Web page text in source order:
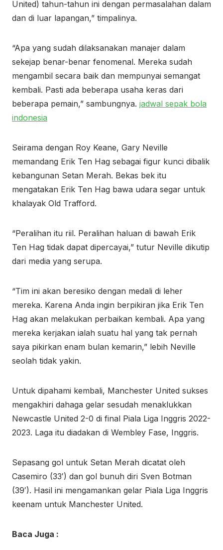
United) tahun-tahun ini dengan permasalahan dalam
dan di luar lapangan,” timpalinya.
“Apa yang sudah dilaksanakan manajer dalam
sekejap benar-benar fenomenal. Mereka sudah
mengambil secara baik dan mempunyai semangat
kembali. Pasti ada beberapa usaha keras dari
beberapa pemain,” sambungnya. jadwal sepak bola
indonesia
Seirama dengan Roy Keane, Gary Neville
memandang Erik Ten Hag sebagai figur kunci dibalik
kebangunan Setan Merah. Bekas bek itu
mengatakan Erik Ten Hag bawa udara segar untuk
khalayak Old Trafford.
“Peralihan itu riil. Peralihan haluan di bawah Erik
Ten Hag tidak dapat dipercayai,” tutur Neville dikutip
dari media yang serupa.
“Tim ini akan beresiko dengan medali di leher
mereka. Karena Anda ingin berpikiran jika Erik Ten
Hag akan melakukan perbaikan kembali. Apa yang
mereka kerjakan ialah suatu hal yang tak pernah
saya pikirkan enam bulan kemarin,” lebih Neville
seolah tidak yakin.
Untuk dipahami kembali, Manchester United sukses
mengakhiri dahaga gelar sesudah menaklukkan
Newcastle United 2-0 di final Piala Liga Inggris 2022-
2023. Laga itu diadakan di Wembley Fase, Inggris.
Sepasang gol untuk Setan Merah dicatat oleh
Casemiro (33′) dan gol bunuh diri Sven Botman
(39′). Hasil ini mengamankan gelar Piala Liga Inggris
keenam untuk Manchester United.
Baca Juga :